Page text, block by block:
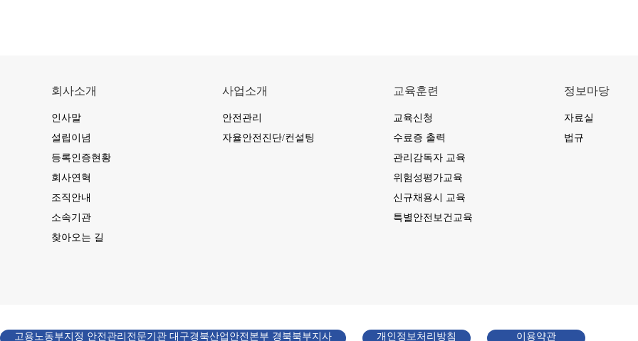
회사소개
인사말
설립이념
등록인증현황
회사연혁
조직안내
소속기관
찾아오는 길
사업소개
안전관리
자율안전진단/컨설팅
교육훈련
교육신청
수료증 출력
관리감독자 교육
위험성평가교육
신규채용시 교육
특별안전보건교육
정보마당
자료실
법규
고용노동부지정 안전관리전문기관 대구경북산업안전본부 경북북부지사 개인정보처리방침 이용약관